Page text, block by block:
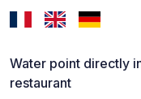
Water point directly
restaurant